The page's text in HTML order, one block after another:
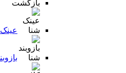
بازگشت